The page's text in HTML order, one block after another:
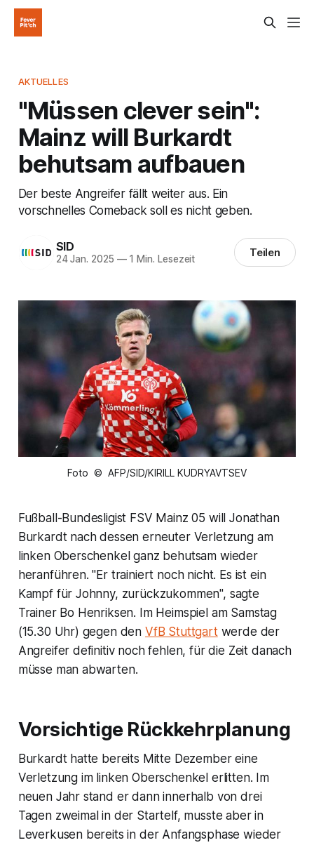
AKTUELLES
"Müssen clever sein":
Mainz will Burkardt
behutsam aufbauen
Der beste Angreifer fällt weiter aus. Ein
vorschnelles Comeback soll es nicht geben.
SID
24 Jan. 2025 —1 Min. Lesezeit Teilen
Foto © AFP/SID/KIRILL KUDRYAVTSEV
Fußball-Bundesligist FSV Mainz 05 will Jonathan
Burkardt nach dessen erneuter Verletzung am
linken Oberschenkel ganz behutsam wieder
heranführen. "Er trainiert noch nicht. Es ist ein
Kampf für Johnny, zurückzukommen", sagte
Trainer Bo Henriksen. Im Heimspiel am Samstag
(15.30 Uhr) gegen den VfB Stuttgartwerde der
Angreifer definitiv noch fehlen, für die Zeit danach
müsse man abwarten.
Vorsichtige Rückkehrplanung
Burkardt hatte bereits Mitte Dezember eine
Verletzung im linken Oberschenkel erlitten. Im
neuen Jahr stand er dann innerhalb von drei
Tagen zweimal in der Startelf, musste aber in
Leverkusen bereits in der Anfangsphase wieder